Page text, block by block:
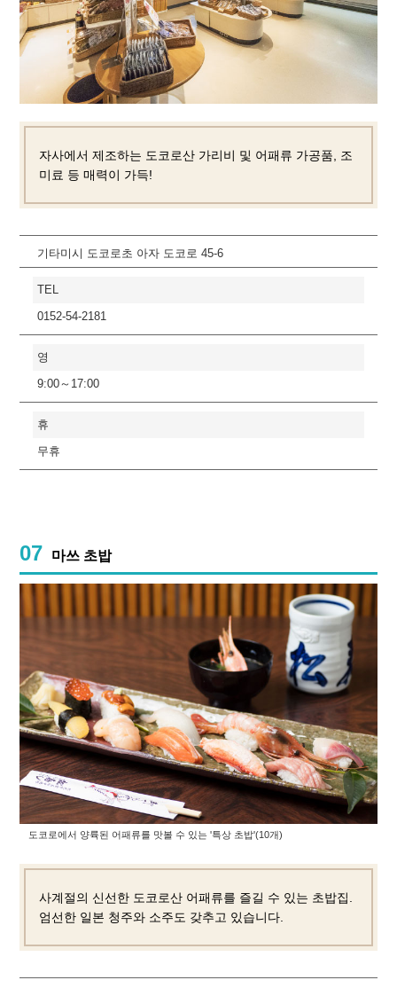
자사에서 제조하는 도코로산 가리비 및 어패류 가공품, 조
미료 등 매력이 가득!
기타미시 도코로초 아자 도코로 45-6
TEL
0152-54-2181
영
9:00～17:00
휴
무휴
07 마쓰 초밥
도코로에서 양륙된 어패류를 맛볼 수 있는 '특상 초밥'(10개)
사계절의 신선한 도코로산 어패류를 즐길 수 있는 초밥집.
엄선한 일본 청주와 소주도 갖추고 있습니다.